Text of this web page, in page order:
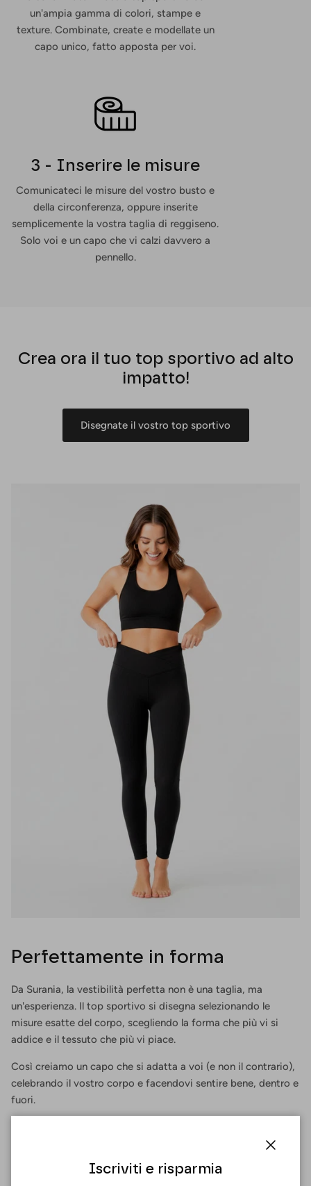
un'ampia gamma di colori, stampe e
texture. Combinate, create e modellate un
capo unico, fatto apposta per voi.
3 - Inserire le misure
Comunicateci le misure del vostro busto e
della circonferenza, oppure inserite
semplicemente la vostra taglia di reggiseno.
Solo voi e un capo che vi calzi davvero a
pennello.
Crea ora il tuo top sportivo ad alto
impatto!
Disegnate il vostro top sportivo
Perfettamente in forma
Da Surania, la vestibilità perfetta non è una taglia, ma
un'esperienza. Il top sportivo si disegna selezionando le
misure esatte del corpo, scegliendo la forma che più vi si
addice e il tessuto che più vi piace.
Così creiamo un capo che si adatta a voi (e non il contrario),
celebrando il vostro corpo e facendovi sentire bene, dentro e
fuori.
Iscriviti e risparmia